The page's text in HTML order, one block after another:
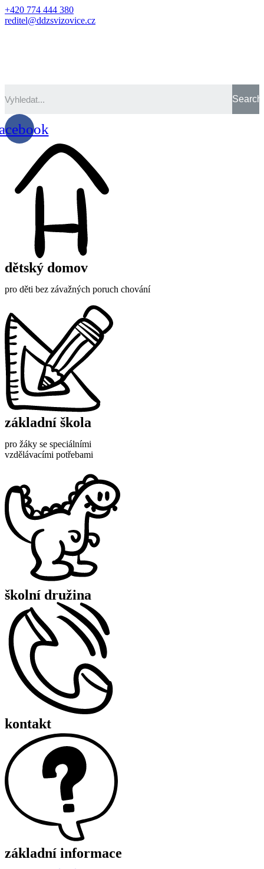
+420 774 444 380
reditel@ddzsvizovice.cz
Search
dětský domov
pro děti bez závažných poruch chování
základní škola
pro žáky se speciálními
vzdělávacími potřebami
školní družina
kontakt
základní informace